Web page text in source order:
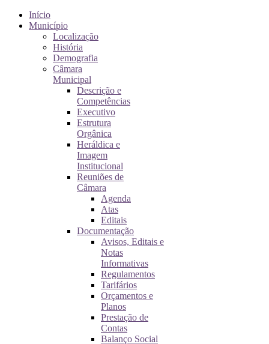
Início
Município
Localização
História
Demografia
Câmara
Municipal
Descrição e
Competências
Executivo
Estrutura
Orgânica
Heráldica e
Imagem
Institucional
Reuniões de
Câmara
Agenda
Atas
Editais
Documentação
Avisos, Editais e
Notas
Informativas
Regulamentos
Tarifários
Orçamentos e
Planos
Prestação de
Contas
Balanço Social